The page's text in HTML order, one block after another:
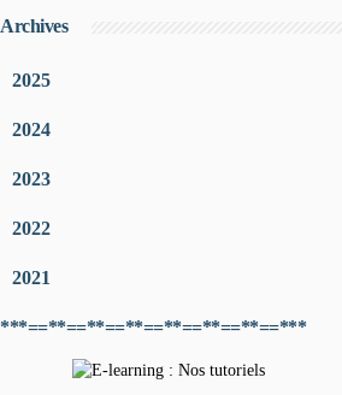
Archives
2025
2024
2023
2022
2021
***==**==**==**==**==**==**==***